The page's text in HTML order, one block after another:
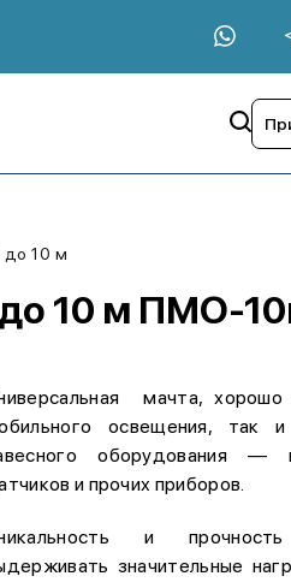
до 10 м
до 10 м ПМО-
мачта,
освещения, так
оборудования —
и прочих приборов.
и
значительные